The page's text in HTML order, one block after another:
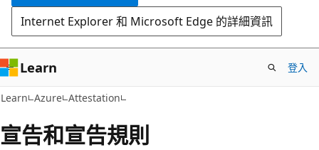
Internet Explorer 和 Microsoft Edge 的詳細資訊
Learn 登入
Learn Azure Attestation
宣告和宣告規則